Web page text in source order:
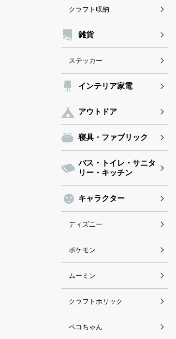
クラフト収納
雑貨
ステッカー
インテリア家電
アウトドア
寝具・ファブリック
バス・トイレ・サニタ
リー・キッチン
キャラクター
ディズニー
ポケモン
ムーミン
クラフトホリック
ペコちゃん